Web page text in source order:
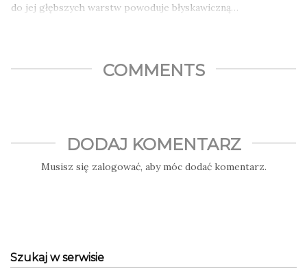
do jej głębszych warstw powoduje błyskawiczną…
COMMENTS
DODAJ KOMENTARZ
Musisz się zalogować, aby móc dodać komentarz.
Szukaj w serwisie